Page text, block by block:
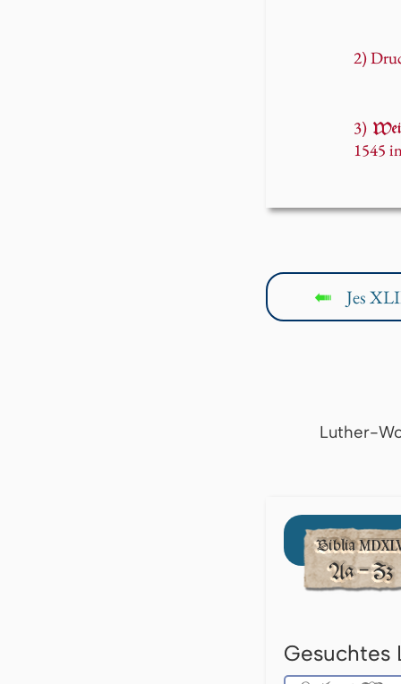
2)
3)
1545
↤ Jes
Luther-